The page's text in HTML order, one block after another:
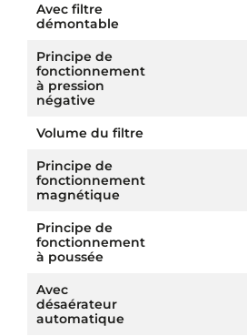
Avec filtre
démontable
Principe de
fonctionnement
à pression
négative
Volume du filtre
Principe de
fonctionnement
magnétique
Principe de
fonctionnement
à poussée
Avec
désaérateur
automatique